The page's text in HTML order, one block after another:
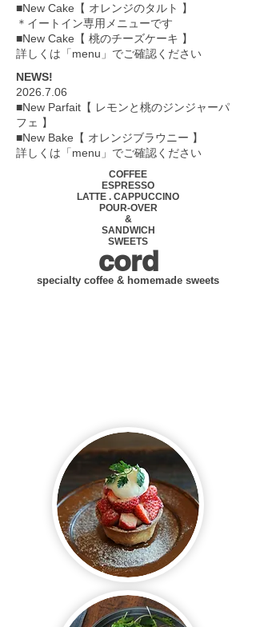
■New Cake【 オレンジのタルト 】
＊イートイン専用メニューです
■New Cake【 桃のチーズケーキ 】
詳しくは「menu」でご確認ください
NEWS!
2026.7.06
■New Parfait【 レモンと桃のジンジャーパ
フェ 】
■New Bake【 オレンジブラウニー 】
詳しくは「menu」でご確認ください
COFFEE
ESPRESSO
LATTE . CAPPUCCINO
POUR-OVER
&
SANDWICH
SWEETS
cord
specialty coffee & homemade sweets